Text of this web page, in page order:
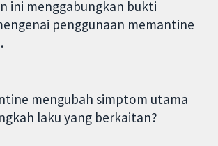
ini menggabungkan bukti
penggunaan memantine
mengubah simptom utama
laku yang berkaitan?